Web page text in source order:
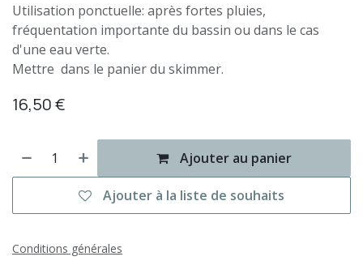
Utilisation ponctuelle: après fortes pluies,
fréquentation importante du bassin ou dans le cas
d'une eau verte.
Mettre dans le panier du skimmer.
16,50€
Ajouter au panier
Ajouter à la liste de souhaits
Conditions générales